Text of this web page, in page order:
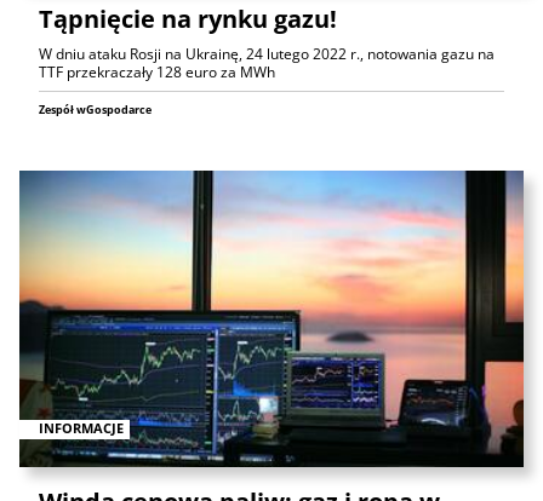
Tąpnięcie na rynku gazu!
W dniu ataku Rosji na Ukrainę, 24 lutego 2022 r., notowania gazu na
TTF przekraczały 128 euro za MWh
Zespół wGospodarce
INFORMACJE